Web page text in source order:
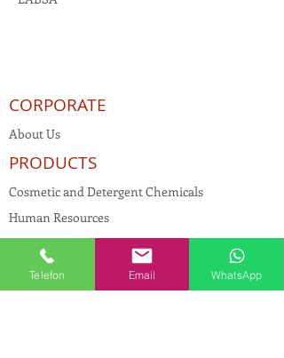
CORPORATE
About Us
PRODUCTS
Cosmetic and Detergent Chemicals
Human Resources
KVKK
Quality Policy
Textile Chemicals
Telefon Email WhatsApp